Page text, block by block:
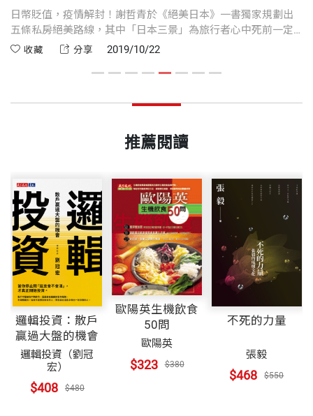
日幣貶值，疫情解封！謝哲青於《絕美日本》一書獨家規劃出
五條私房絕美路線，其中「日本三景」為旅行者心中死前一定
要造訪的名勝-松島、天橋立、嚴島神社
收藏 分享 2019/10/22
推薦閱讀
邏輯投資：散戶
贏過大盤的機會
邏輯投資（劉冠
宏）
$408 $480
歐陽英生機飲食
50問
歐陽英
$323 $380
不死的力量
張毅
$468 $550